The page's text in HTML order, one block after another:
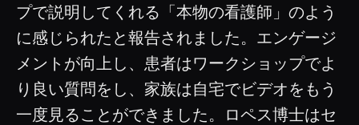
プで説明してくれる「本物の看護師」のよう
に感じられたと報告されました。エンゲージ
メントが向上し、患者はワークショップでよ
り良い質問をし、家族は自宅でビデオをもう
一度見ることができました。ロペス博士はセ